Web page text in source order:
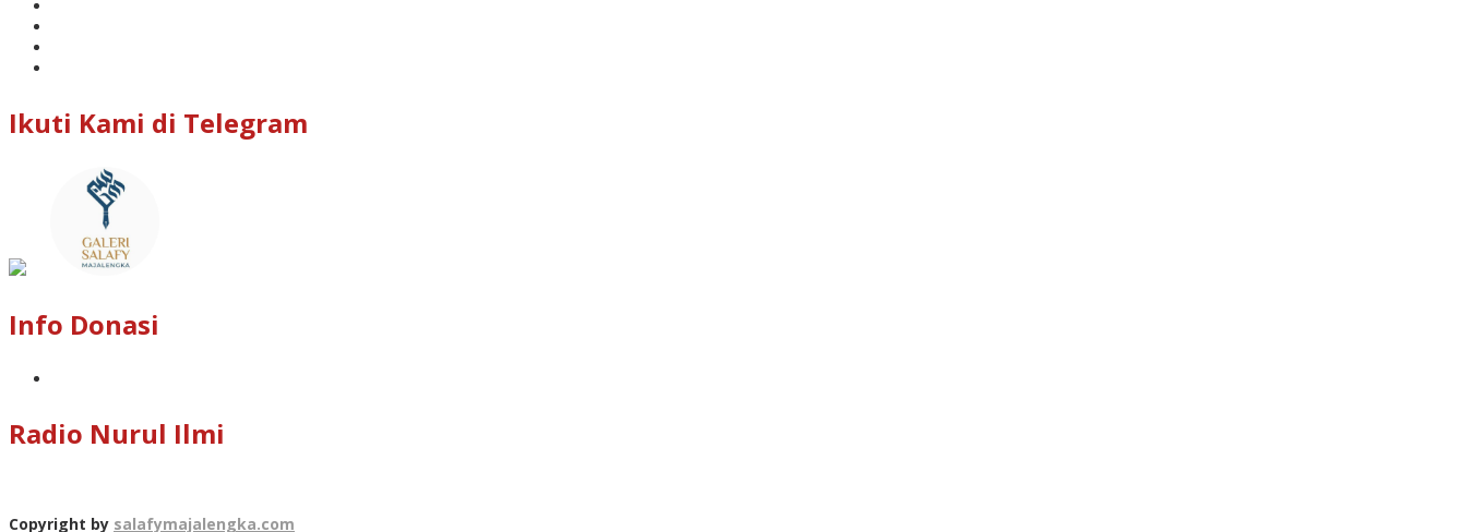
Ikuti Kami di Telegram
Info Donasi
Radio Nurul Ilmi
Copyright by salafymajalengka.com